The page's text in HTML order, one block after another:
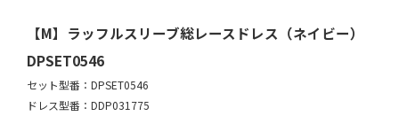
【M】ラッフルスリーブ総レースドレス（ネイビー）
DPSET0546
セット型番：DPSET0546
ドレス型番：DDP031775